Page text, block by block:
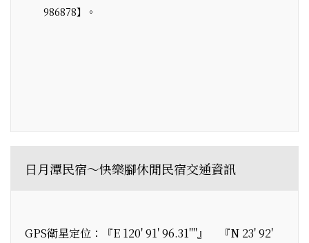
986878】。
日月潭民宿～快樂腳休閒民宿交通資訊
GPS衛星定位：『E 120' 91' 96.31""』 『N 23' 92'